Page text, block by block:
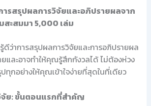
รสรุปผลการวิจัยและอภิปรายผลจาก
ะสมมา 5,000 เล่ม
ว่าการสรุปผลการวิจัยและการอภิปรายผล
ยและอาจทำให้คุณรู้สึกกังวลได้ ไม่ต้องห่วง
ทุกอย่างให้คุณเข้าใจง่ายที่สุดในที่เดียว
จัย: ขั้นตอนแรกที่สำคัญ